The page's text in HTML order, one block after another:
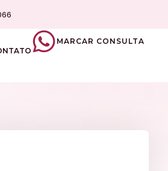
MARCAR CONSULTA